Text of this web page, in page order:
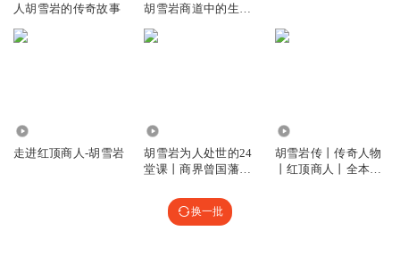
人胡雪岩的传奇故事
胡雪岩商道中的生存
走进红顶商人-胡雪岩
胡雪岩为人处世的24
堂课丨商界曾国藩丨
胡雪岩传丨传奇人物
丨红顶商人丨全本免
换一批